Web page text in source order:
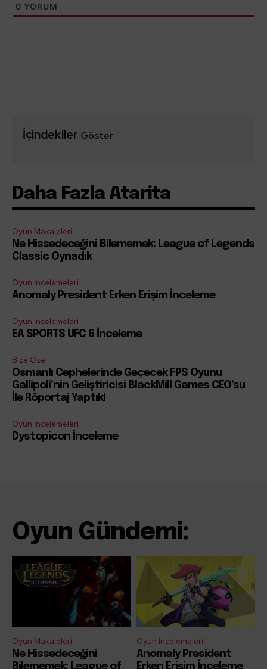
0 YORUM
İçindekiler Göster
Daha Fazla Atarita
Oyun Makaleleri
Ne Hissedeceğini Bilememek: League of Legends
Classic Oynadık
Oyun İncelemeleri
Anomaly President Erken Erişim İnceleme
Oyun İncelemeleri
EA SPORTS UFC 6 İnceleme
Bize Özel
Osmanlı Cephelerinde Geçecek FPS Oyunu
Gallipoli’nin Geliştiricisi BlackMill Games CEO’su
İle Röportaj Yaptık!
Oyun İncelemeleri
Dystopicon İnceleme
Oyun Gündemi:
Oyun Makaleleri
Ne Hissedeceğini
Bilememek: League of
Oyun İncelemeleri
Anomaly President
Erken Erişim İnceleme